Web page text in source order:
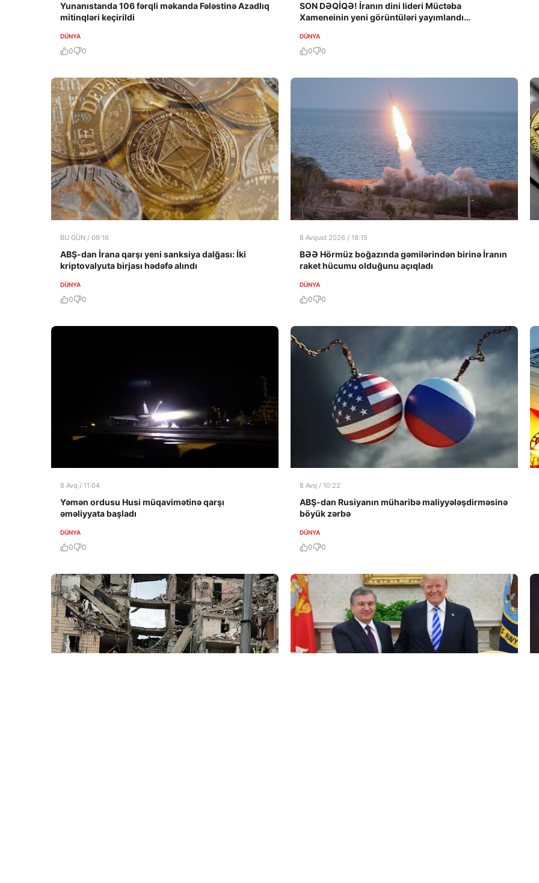
Yunanıstanda 106 fərqli məkanda Fələstinə Azadlıq
mitinqləri keçirildi
DÜNYA
0 0
SON DƏQİQƏ! İranın dini lideri Müctəba
Xameneinin yeni görüntüləri yayımlandı…
DÜNYA
0 0
BU GÜN / 09:16
ABŞ-dan İrana qarşı yeni sanksiya dalğası: İki
kriptovalyuta birjası hədəfə alındı
DÜNYA
0 0
8 Avqust 2026 / 18:15
BƏƏ Hörmüz boğazında gəmilərindən birinə İranın
raket hücumu olduğunu açıqladı
DÜNYA
0 0
8 Avq / 11:04
Yəmən ordusu Husi müqavimətinə qarşı
əməliyyata başladı
DÜNYA
0 0
8 Avq / 10:22
ABŞ-dan Rusiyanın müharibə maliyyələşdirməsinə
böyük zərbə
DÜNYA
0 0